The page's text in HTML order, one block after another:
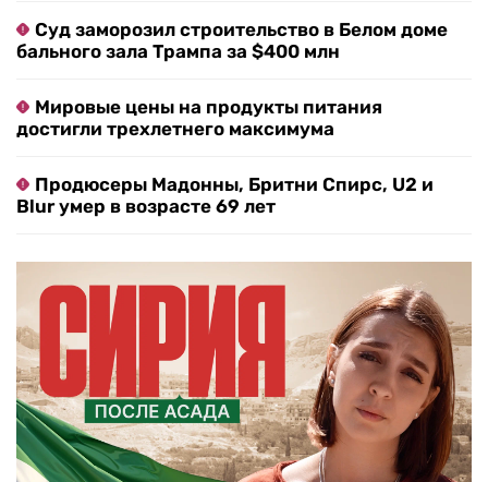
Суд заморозил строительство в Белом доме
бального зала Трампа за $400 млн
Мировые цены на продукты питания
достигли трехлетнего максимума
Продюсеры Мадонны, Бритни Спирс, U2 и
Blur умер в возрасте 69 лет